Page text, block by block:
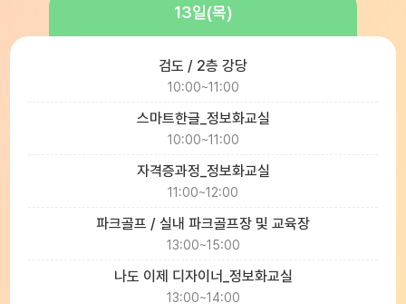
13일(목)
검도 / 2층 강당
10:00~11:00
스마트한글_정보화교실
10:00~11:00
자격증과정_정보화교실
11:00~12:00
파크골프 / 실내 파크골프장 및 교육장
13:00~15:00
나도 이제 디자이너_정보화교실
13:00~14:00